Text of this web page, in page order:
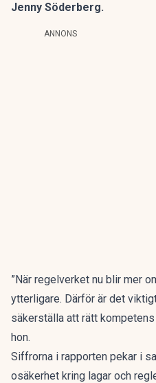
Jenny Söderberg.
ANNONS
”När regelverket nu blir mer
ytterligare. Därför är det
säkerställa att rätt
hon.
Siffrorna i rapporten pekar i
osäkerhet kring lagar och